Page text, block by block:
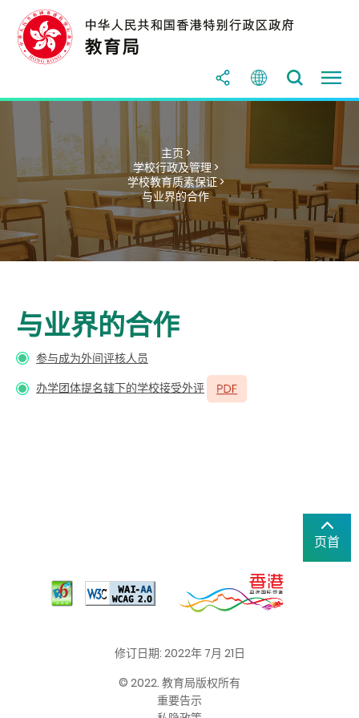
主页 >
学校行政及管理 >
学校教育质素保证 >
与业界的合作
与业界的合作
参与成为外间评核人员
办学团体提名辖下的学校接受外评
页首
修订日期: 2022年 7月 21日
© 2022. 教育局版权所有
重要告示